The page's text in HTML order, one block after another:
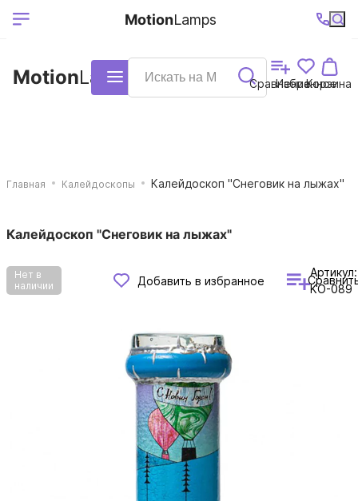
Ваш регион
Выберите ваш
+7 (495)740-
38-68
График
работы
MotionLamps Каталог Сравнение
Избранное
Корзина
MotionLamps
Главная Калейдоскопы Калейдоскоп "Снеговик на лыжах"
Калейдоскоп "Снеговик на лыжах"
Нет в
наличии
Добавить в избранное
Артикул:
KO-089